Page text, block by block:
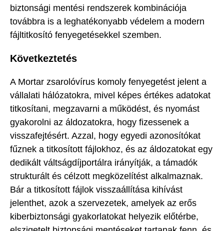
biztonsági mentési rendszerek kombinációja
továbbra is a leghatékonyabb védelem a modern
fájltitkosító fenyegetésekkel szemben.
Következtetés
A Mortar zsarolóvírus komoly fenyegetést jelent a
vállalati hálózatokra, mivel képes értékes adatokat
titkosítani, megzavarni a működést, és nyomást
gyakorolni az áldozatokra, hogy fizessenek a
visszafejtésért. Azzal, hogy egyedi azonosítókat
fűznek a titkosított fájlokhoz, és az áldozatokat egy
dedikált váltságdíjportálra irányítják, a támadók
strukturált és célzott megközelítést alkalmaznak.
Bár a titkosított fájlok visszaállítása kihívást
jelenthet, azok a szervezetek, amelyek az erős
kiberbiztonsági gyakorlatokat helyezik előtérbe,